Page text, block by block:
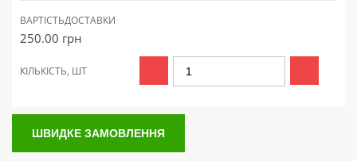
ВАРТІСТЬДОСТАВКИ
250.00 грн
КІЛЬКІСТЬ, ШТ
ШВИДКЕ ЗАМОВЛЕННЯ